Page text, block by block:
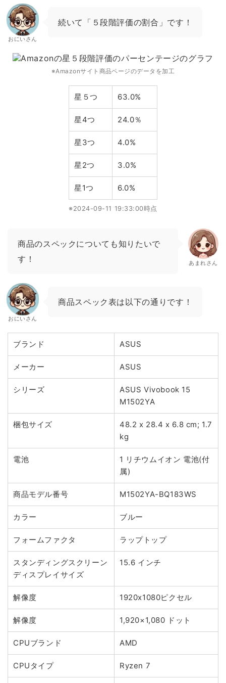
おにいさん
続いて「５段階評価の割合」です！
※Amazonサイト商品ページのデータを加工
星５つ 63.0%
星4つ 24.0％
星3つ 4.0%
星2つ 3.0%
星1つ 6.0%
※2024-09-11 19:33:00時点
商品のスペックについても知りたいで
す！
あまれさん
おにいさん
商品スペック表は以下の通りです！
ブランド ASUS
メーカー ASUS
シリーズ
ASUS Vivobook 15
M1502YA
梱包サイズ
48.2 x 28.4 x 6.8 cm; 1.7
kg
電池
1 リチウムイオン 電池(付
属)
商品モデル番号 M1502YA-BQ183WS
カラー ブルー
フォームファクタ ラップトップ
スタンディングスクリーン
ディスプレイサイズ
15.6 インチ
解像度 1920x1080ピクセル
解像度 1,920×1,080 ドット
CPUブランド AMD
CPUタイプ Ryzen 7